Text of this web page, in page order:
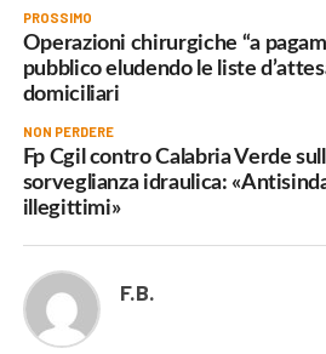
PROSSIMO
Operazioni chirurgiche “a
pubblico eludendo le liste
domiciliari
NON PERDERE
Fp Cgil contro Calabria Verde
sorveglianza idraulica:
illegittimi»
F.B.